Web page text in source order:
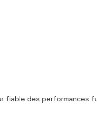
fiable des performances